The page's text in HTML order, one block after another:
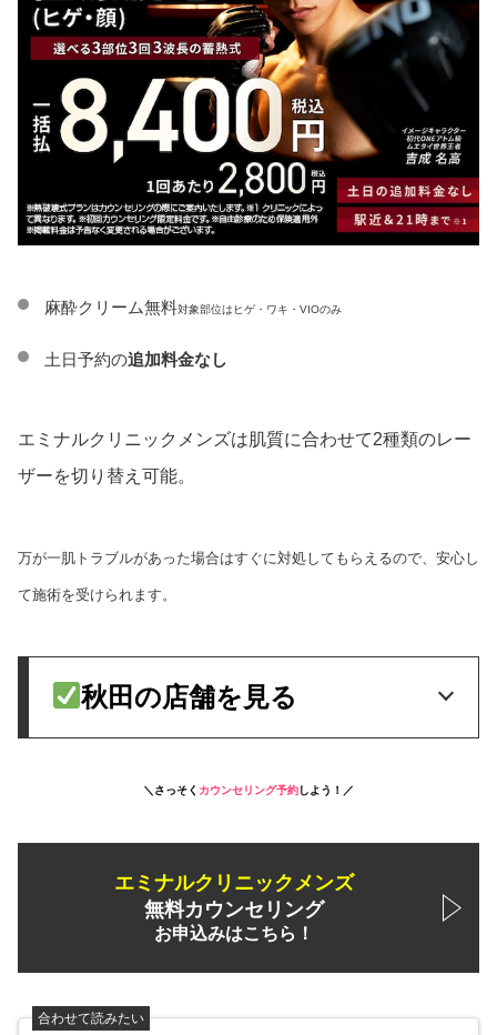
麻酔クリーム無料対象部位はヒゲ・ワキ・VIOのみ
土日予約の追加料金なし
エミナルクリニックメンズは肌質に合わせて2種類のレー
ザーを切り替え可能。
万が一肌トラブルがあった場合はすぐに対処してもらえるので、安心し
て施術を受けられます。
秋田の店舗を見る
＼さっそく カウンセリング予約しよう！／
エミナルクリニックメンズ
無料カウンセリング
お申込みはこちら！
合わせて読みたい